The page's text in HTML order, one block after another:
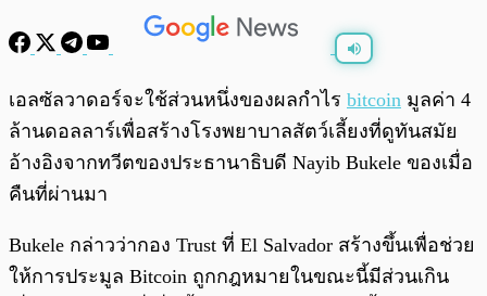
เอลซัลวาดอร์จะใช้ส่วนหนึ่งของผลกำไร bitcoin มูลค่า 4
ล้านดอลลาร์เพื่อสร้างโรงพยาบาลสัตว์เลี้ยงที่ดูทันสมัย ​​
อ้างอิงจากทวีตของประธานาธิบดี Nayib Bukele ของเมื่อ
คืนที่ผ่านมา
Bukele กล่าวว่ากอง Trust ที่ El Salvador สร้างขึ้นเพื่อช่วย
ให้การประมูล Bitcoin ถูกกฎหมายในขณะนี้มีส่วนเกิน